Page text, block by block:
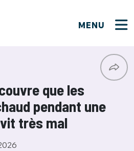
MENU
que les
pendant une
très mal
!
vous proposer ?
tweets